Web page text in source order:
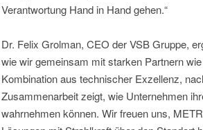
Verantwortung Hand in Hand gehen.“
Dr. Felix Grolman, CEO der VSB Gruppe,
wie wir gemeinsam mit starken Partnern
Kombination aus technischer Exzellenz,
Zusammenarbeit zeigt, wie Unternehmen
wahrnehmen können. Wir freuen uns,